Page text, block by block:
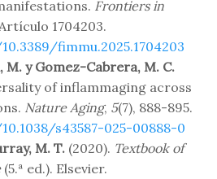
Frontiers in
1704203.
fimmu.2025.1704203
y Gomez-Cabrera, M. C.
of inflammaging across
Nature Aging, 5(7), 888-895.
s43587-025-00888-0
M. T. (2020). Textbook of
(5.ª ed.). Elsevier.